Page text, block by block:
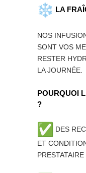
LA
NOS
SONT VOS
RESTER
LA JOURNÉE.
POURQUOI
?
DES
ET
PRESTATAIRE